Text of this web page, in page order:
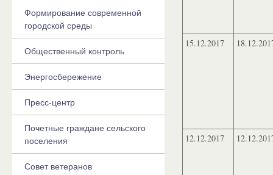
15.12.2017
12.12.2017
Формирование современной
городской среды
Общественный контроль
Энергосбережение
Пресс-центр
Почетные граждане сельского
поселения
Совет ветеранов